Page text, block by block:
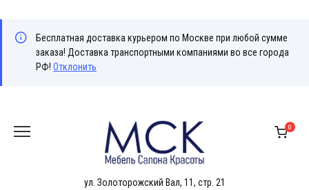
Бесплатная доставка курьером по Москве при любой сумме
заказа! Доставка транспортными компаниями во все города
РФ! Отклонить
содержанию
ул. Золоторожский Вал, 11, стр. 21
0